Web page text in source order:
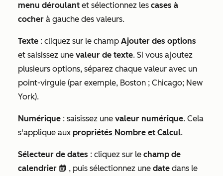
menu déroulant et sélectionnez les cases à
cocher à gauche des valeurs.
Texte : cliquez sur le champ Ajouter des options
et saisissez une valeur de texte. Si vous ajoutez
plusieurs options, séparez chaque valeur avec un
point-virgule (par exemple, Boston ; Chicago; New
York).
Numérique : saisissez une valeur numérique. Cela
s'applique aux propriétés Nombre et Calcul.
Sélecteur de dates : cliquez sur le champ de
calendrier date , puis sélectionnez une date dans le